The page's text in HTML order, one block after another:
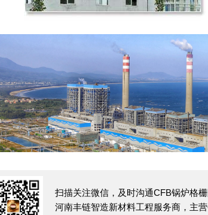
扫描关注微信，及时沟通CFB锅炉格
河南丰链智造新材料工程服务商，主